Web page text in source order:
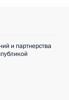
и партнерства